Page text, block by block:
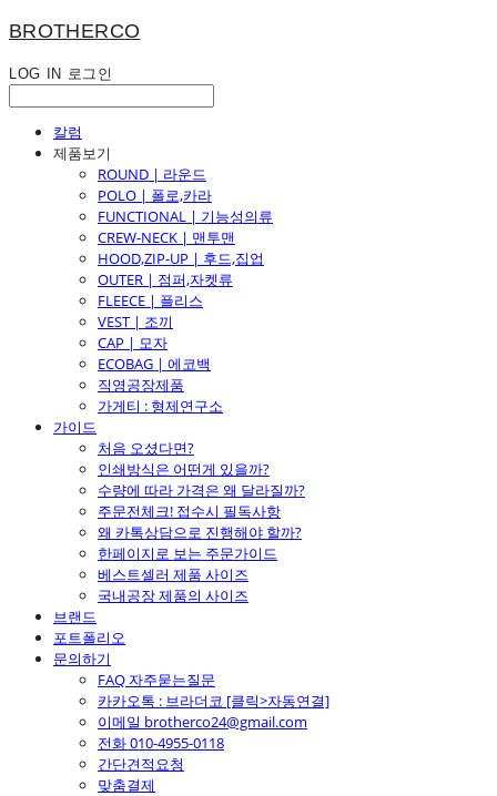
BROTHERCO
LOG IN 로그인
칼럼
제품보기
ROUND | 라운드
POLO | 폴로,카라
FUNCTIONAL | 기능성의류
CREW-NECK | 맨투맨
HOOD,ZIP-UP | 후드,집업
OUTER | 점퍼,자켓류
FLEECE | 플리스
VEST | 조끼
CAP | 모자
ECOBAG | 에코백
직영공장제품
가게티 : 형제연구소
가이드
처음 오셨다면?
인쇄방식은 어떤게 있을까?
수량에 따라 가격은 왜 달라질까?
주문전체크! 접수시 필독사항
왜 카톡상담으로 진행해야 할까?
한페이지로 보는 주문가이드
베스트셀러 제품 사이즈
국내공장 제품의 사이즈
브랜드
포트폴리오
문의하기
FAQ 자주묻는질문
카카오톡 : 브라더코 [클릭>자동연결]
이메일 brotherco24@gmail.com
전화 010-4955-0118
간단견적요청
맞춤결제